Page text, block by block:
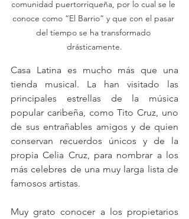
comunidad puertorriqueña, por lo cual se le
conoce como “El Barrio” y que con el pasar
del tiempo se ha transformado
drásticamente.
Casa Latina es mucho más que una
tienda musical. La han visitado las
principales estrellas de la música
popular caribeña, como Tito Cruz, uno
de sus entrañables amigos y de quien
conservan recuerdos únicos y de la
propia Celia Cruz, para nombrar a los
más celebres de una muy larga lista de
famosos artistas.
Muy grato conocer a los propietarios